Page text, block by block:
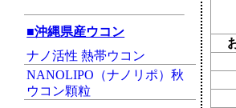
■沖縄県産ウコン
ナノ活性 熱帯ウコン
NANOLIPO（ナノリポ）秋
ウコン顆粒